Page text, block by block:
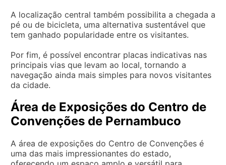
A localização central também possibilita a chegada a
pé ou de bicicleta, uma alternativa sustentável que
tem ganhado popularidade entre os visitantes.
Por fim, é possível encontrar placas indicativas nas
principais vias que levam ao local, tornando a
navegação ainda mais simples para novos visitantes
da cidade.
Área de Exposições do Centro de
Convenções de Pernambuco
A área de exposições do Centro de Convenções é
uma das mais impressionantes do estado,